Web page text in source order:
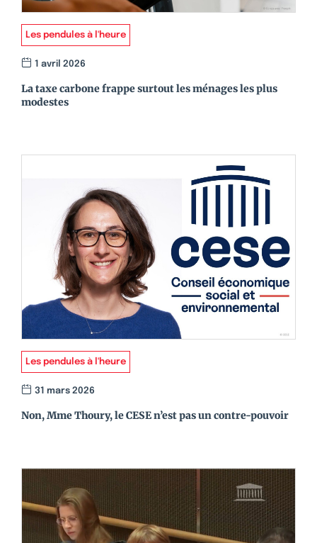
Les pendules à l'heure
1 avril 2026
La taxe carbone frappe surtout les ménages les plus
modestes
Les pendules à l'heure
31 mars 2026
Non, Mme Thoury, le CESE n’est pas un contre-pouvoir